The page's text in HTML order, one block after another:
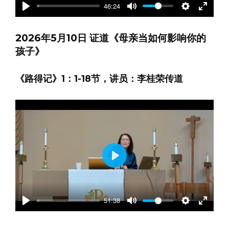
Play
46:24
Mute Settings
Enter
2026年5月10日 证道《母亲当如何影响你的
孩子》
《路得记》1：1-18节，讲员：李桂荣传道
Play
51:38
Mute Settings
Enter
Play